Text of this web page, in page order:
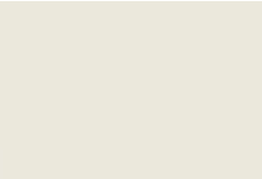
Aparca en cualquier plaza